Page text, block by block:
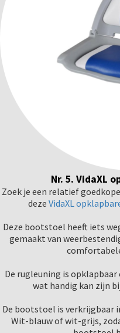
Nr. 5. VidaXL
Zoek je een relatief
deze VidaXL
Deze bootstoel heeft iets
gemaakt van
De rugleuning is
wat handig kan zijn
De bootstoel is verkrijgbaar
Wit-blauw of wit-grijs,